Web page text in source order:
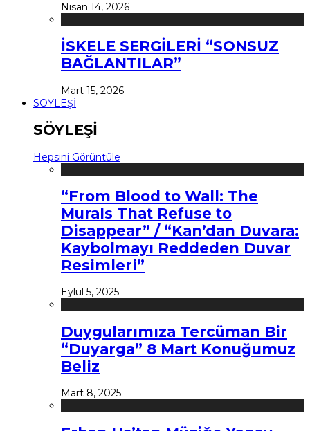
Nisan 14, 2026
İSKELE SERGİLERİ “SONSUZ
BAĞLANTILAR”
Mart 15, 2026
SÖYLEŞİ
SÖYLEŞİ
Hepsini Görüntüle
“From Blood to Wall: The
Murals That Refuse to
Disappear” / “Kan’dan Duvara:
Kaybolmayı Reddeden Duvar
Resimleri”
Eylül 5, 2025
Duygularımıza Tercüman Bir
“Duyarga” 8 Mart Konuğumuz
Beliz
Mart 8, 2025